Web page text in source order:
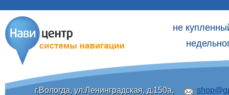
не
г.Вологда, ул.Ленинградская, д.150а,